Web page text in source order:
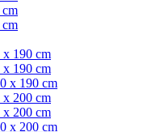
x 190 cm
x 190 cm
x 190 cm
x 200 cm
x 200 cm
x 200 cm